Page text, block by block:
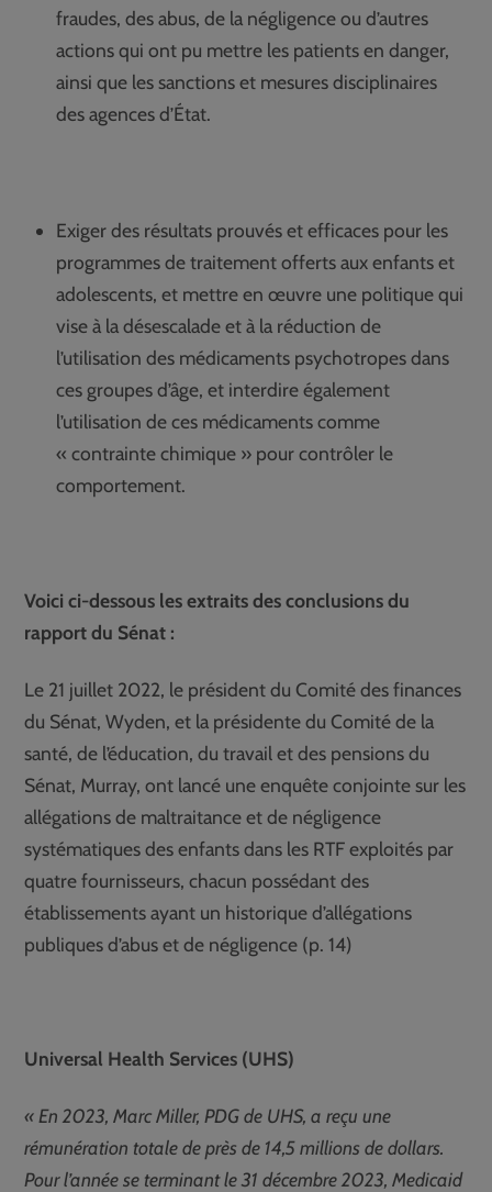
fraudes, des abus, de la négligence ou d’autres
actions qui ont pu mettre les patients en danger,
ainsi que les sanctions et mesures disciplinaires
des agences d’État.
Exiger des résultats prouvés et efficaces pour les
programmes de traitement offerts aux enfants et
adolescents, et mettre en œuvre une politique qui
vise à la désescalade et à la réduction de
l’utilisation des médicaments psychotropes dans
ces groupes d’âge, et interdire également
l’utilisation de ces médicaments comme
« contrainte chimique » pour contrôler le
comportement.
Voici ci-dessous les extraits des conclusions du
rapport du Sénat :
Le 21 juillet 2022, le président du Comité des finances
du Sénat, Wyden, et la présidente du Comité de la
santé, de l’éducation, du travail et des pensions du
Sénat, Murray, ont lancé une enquête conjointe sur les
allégations de maltraitance et de négligence
systématiques des enfants dans les RTF exploités par
quatre fournisseurs, chacun possédant des
établissements ayant un historique d’allégations
publiques d’abus et de négligence (p. 14)
Universal Health Services (UHS)
« En 2023, Marc Miller, PDG de UHS, a reçu une
rémunération totale de près de 14,5 millions de dollars.
Pour l’année se terminant le 31 décembre 2023, Medicaid